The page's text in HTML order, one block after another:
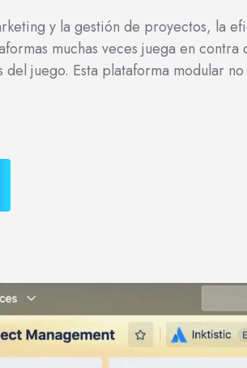
y la gestión de proyectos, la
muchas veces juega en
del juego. Esta plataforma modular